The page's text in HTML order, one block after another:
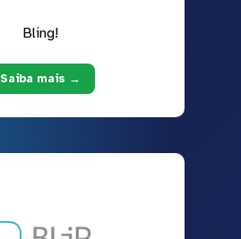
Bling!
Saiba mais →